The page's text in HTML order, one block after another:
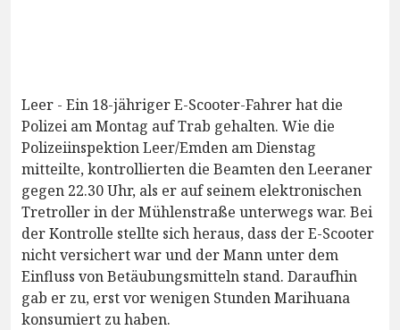
Leer - Ein 18-jähriger E-Scooter-Fahrer hat die
Polizei am Montag auf Trab gehalten. Wie die
Polizeiinspektion Leer/Emden am Dienstag
mitteilte, kontrollierten die Beamten den Leeraner
gegen 22.30 Uhr, als er auf seinem elektronischen
Tretroller in der Mühlenstraße unterwegs war. Bei
der Kontrolle stellte sich heraus, dass der E-Scooter
nicht versichert war und der Mann unter dem
Einfluss von Betäubungsmitteln stand. Daraufhin
gab er zu, erst vor wenigen Stunden Marihuana
konsumiert zu haben.